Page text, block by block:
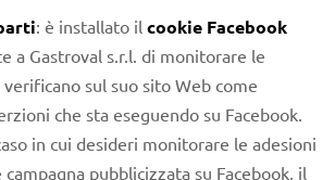
: è installato il cookie Facebook
a Gastroval s.r.l. di monitorare le
sul suo sito Web come
che sta eseguendo su Facebook.
in cui desideri monitorare le adesioni
pubblicizzata su Facebook, il